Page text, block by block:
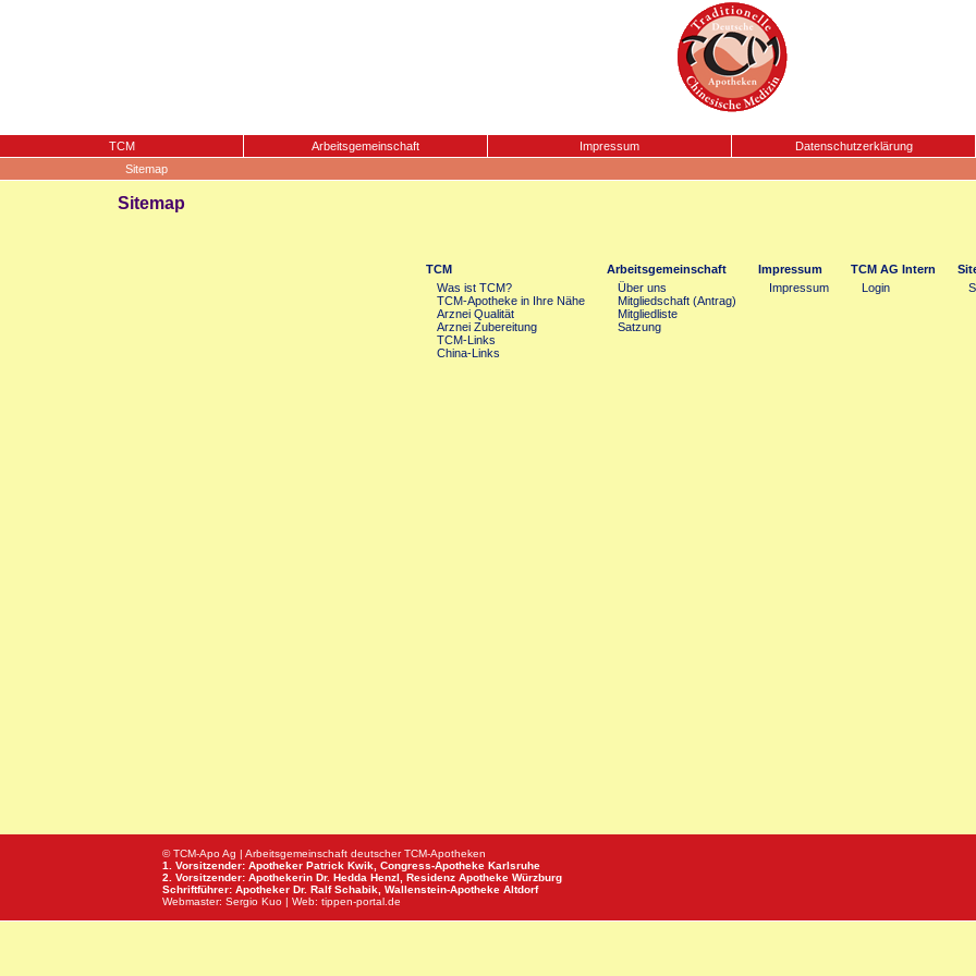
TCM Arbeitsgemeinschaft Impressum Datenschutzerklärung
Sitemap
Sitemap
TCM
Was ist TCM?
TCM-Apotheke in Ihre Nähe
Arznei Qualität
Arznei Zubereitung
TCM-Links
China-Links
Arbeitsgemeinschaft
Über uns
Mitgliedschaft (Antrag)
Mitgliedliste
Satzung
Impressum
Impressum
TCM AG Intern
Login
© TCM-Apo Ag | Arbeitsgemeinschaft deutscher TCM-Apotheken
1. Vorsitzender: Apotheker Patrick Kwik, Congress-Apotheke Karlsruhe
2. Vorsitzender: Apothekerin Dr. Hedda Henzl, Residenz Apotheke Würzburg
Schriftführer: Apotheker Dr. Ralf Schabik, Wallenstein-Apotheke Altdorf
Webmaster: Sergio Kuo | Web: tippen-portal.de